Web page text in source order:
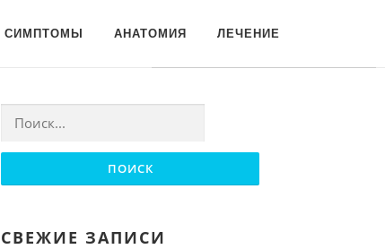
СИМПТОМЫ АНАТОМИЯ ЛЕЧЕНИЕ
Найти:
СВЕЖИЕ ЗАПИСИ
Для любых предложений по